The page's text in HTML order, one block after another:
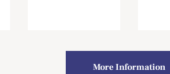
More Information